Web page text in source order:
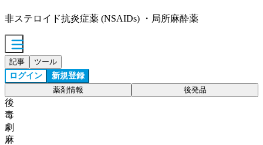
非ステロイド抗炎症薬 (NSAIDs) ・局所麻酔薬
記事 ツール
ログイン 新規登録
薬剤情報 後発品
後
毒
劇
麻